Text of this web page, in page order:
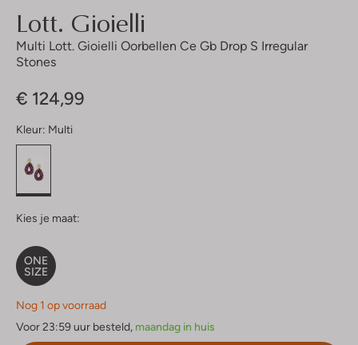
Lott. Gioielli
Multi Lott. Gioielli Oorbellen Ce Gb Drop S Irregular
Stones
€ 124,99
Kleur: Multi
Kies je maat:
ONE
SIZE
Nog 1 op voorraad
Voor 23:59 uur besteld, maandag in huis